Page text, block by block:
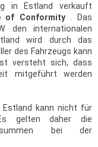
in Estland verkauft
of Conformity
. Das
den internationalen
wird durch das
des Fahrzeugs kann
versteht sich, dass
mitgeführt werden
Estland kann nicht für
gelten daher die
bei der